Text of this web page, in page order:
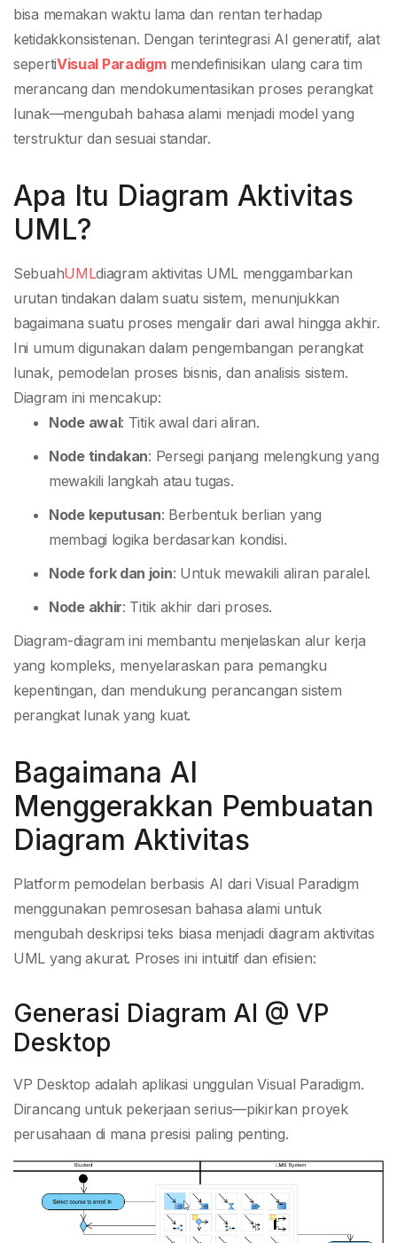
bisa memakan waktu lama dan rentan terhadap
ketidakkonsistenan. Dengan terintegrasi AI generatif, alat
sepertiVisual Paradigmmendefinisikan ulang cara tim
merancang dan mendokumentasikan proses perangkat
lunak—mengubah bahasa alami menjadi model yang
terstruktur dan sesuai standar.
Apa Itu Diagram Aktivitas
UML?
SebuahUMLdiagram aktivitas UML menggambarkan
urutan tindakan dalam suatu sistem, menunjukkan
bagaimana suatu proses mengalir dari awal hingga akhir.
Ini umum digunakan dalam pengembangan perangkat
lunak, pemodelan proses bisnis, dan analisis sistem.
Diagram ini mencakup:
Node awal: Titik awal dari aliran.
Node tindakan: Persegi panjang melengkung yang
mewakili langkah atau tugas.
Node keputusan: Berbentuk berlian yang
membagi logika berdasarkan kondisi.
Node fork dan join: Untuk mewakili aliran paralel.
Node akhir: Titik akhir dari proses.
Diagram-diagram ini membantu menjelaskan alur kerja
yang kompleks, menyelaraskan para pemangku
kepentingan, dan mendukung perancangan sistem
perangkat lunak yang kuat.
Bagaimana AI
Menggerakkan Pembuatan
Diagram Aktivitas
Platform pemodelan berbasis AI dari Visual Paradigm
menggunakan pemrosesan bahasa alami untuk
mengubah deskripsi teks biasa menjadi diagram aktivitas
UML yang akurat. Proses ini intuitif dan efisien:
Generasi Diagram AI @ VP
Desktop
VP Desktop adalah aplikasi unggulan Visual Paradigm.
Dirancang untuk pekerjaan serius—pikirkan proyek
perusahaan di mana presisi paling penting.